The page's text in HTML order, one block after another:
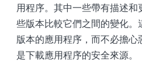
用程序。其中一些帶有描述
些版本比較它們之間的變化。
版本的應用程序，而不必擔心
是下載應用程序的安全來源。